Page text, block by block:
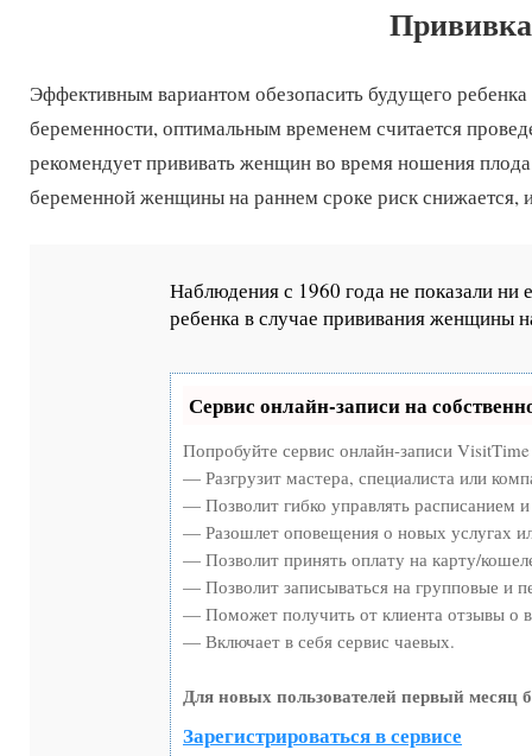
Эффективным вариантом обезопасить будущего
беременности, оптимальным временем считается
рекомендует прививать женщин во время ношения
беременной женщины на раннем сроке риск снижается,
Наблюдения с 1960 года не показали
ребенка в случае прививания женщины
Сервис онлайн-записи на
Попробуйте сервис онлайн-записи
— Разгрузит мастера, специалиста или
— Позволит гибко управлять расписанием и
— Разошлет оповещения о новых услугах
— Позволит принять оплату на карту/
— Позволит записываться на групповые и
— Поможет получить от клиента отзывы о
— Включает в себя сервис чаевых.
Для новых пользователей первый месяц
Зарегистрироваться в сервисе